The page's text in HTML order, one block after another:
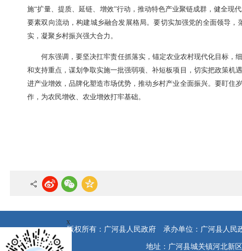
施“扩量、提质、延链、增效”行动，推动特色产业聚链成群，健全
要素双向流动，构建城乡融合发展格局。要切实加强党的全面领导
实，凝聚乡村振兴强大合力。
何东强调，要坚决扛牢责任抓落实，锚定农业农村现代化目标，
和支持重点，谋划争取实施一批强弱项、补短板项目，切实把政策机
进产业增效，品牌化塑造市场优势，推动乡村产业全面振兴。要盯住
作，为农民增收、农业增效打牢基础。
版权所有：广河县人民政府 承办单位：广河县人民
地址：广河县城关镇河北新
x